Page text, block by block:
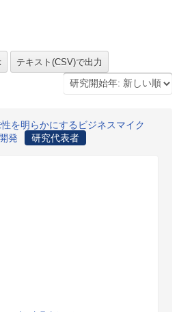
を明らかにするビジネスマイク
発
研究代表者